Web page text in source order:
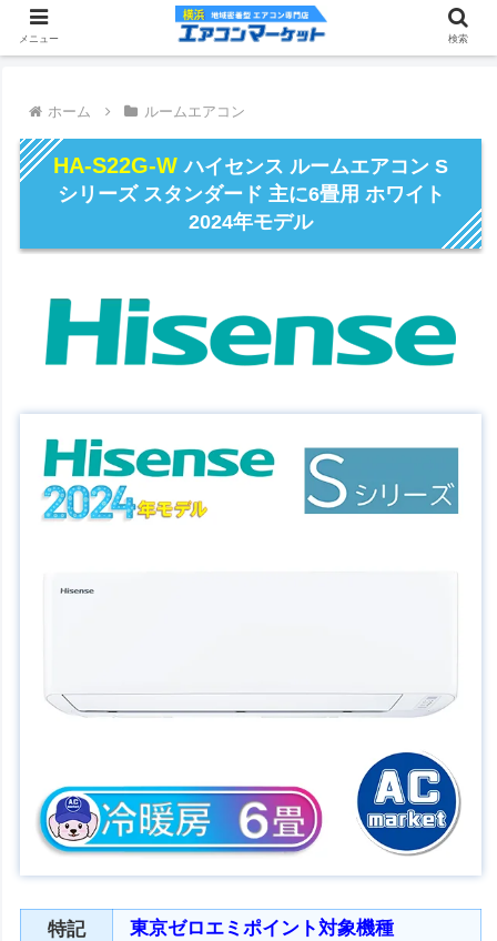
ホーム ルームエアコン
HA-S22G-Wハイセンス ルームエアコン S
シリーズ スタンダード 主に6畳用 ホワイト
2024年モデル
特記
東京ゼロエミポイント対象機種
メニュー 検索